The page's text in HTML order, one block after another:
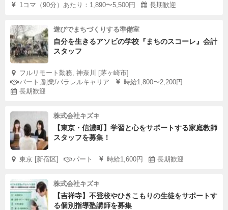
1コマ（90分）あたり：1,890〜5,500円
長期歓迎
遊びでまちづくりする準備室
自分を生きるアソビの学校『まちのスコーレ』会計
スタッフ
フルリモート勤務, 神奈川 [茅ヶ崎市]
パート,副業/パラレルキャリア
時給1,800〜2,200円
長期歓迎
株式会社キズキ
【東京・信濃町】学習と心をサポートする家庭教師
スタッフを募集！
東京 [新宿区] パート 時給1,600円 長期歓迎
株式会社キズキ
【吉祥寺】不登校やひきこもりの生徒をサポートす
る個別指導塾講師を募集